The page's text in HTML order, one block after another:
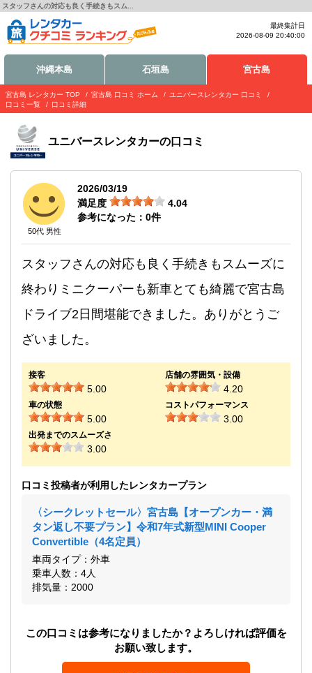
スタッフさんの対応も良く手続きもスム...
最終集計日
2026-08-09 20:40:00
沖縄本島 石垣島 宮古島
宮古島 レンタカー TOP 宮古島 口コミ ホーム
ユニバースレンタカー 口コミ
口コミ一覧
口コミ詳細
ユニバースレンタカーの口コミ
50代 男性
2026/03/19
満足度
4.04
参考になった： 0件
スタッフさんの対応も良く手続きもスムーズに
終わりミニクーパーも新車とても綺麗で宮古島
ドライブ2日間堪能できました。ありがとうご
ざいました。
接客
5.00
店舗の雰囲気・設備
4.20
車の状態
5.00
コストパフォーマンス
3.00
出発までのスムーズさ
3.00
口コミ投稿者が利用したレンタカープラン
〈シークレットセール〉宮古島【オープンカー・満
タン返し不要プラン】令和7年式新型MINI Cooper
Convertible（4名定員）
車両タイプ：外車
乗車人数：4人
排気量：2000
この口コミは参考になりましたか？よろしければ評価を
お願い致します。